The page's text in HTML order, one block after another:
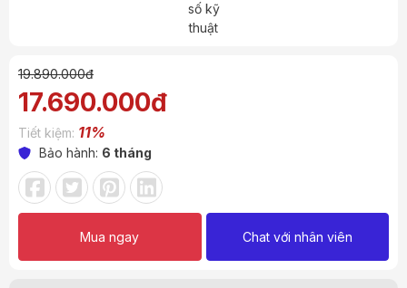
số kỹ
thuật
19.890.000đ
17.690.000đ
Tiết kiệm: 11%
Bảo hành: 6 tháng
Mua ngay Chat với nhân viên